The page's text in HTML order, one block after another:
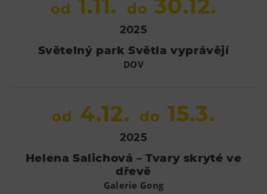
od 1.11. do 30.12.
2025
Světelný park Světla vyprávějí
DOV
od 4.12. do 15.3.
2025
Helena Salichová – Tvary skryté ve
dřevě
Galerie Gong